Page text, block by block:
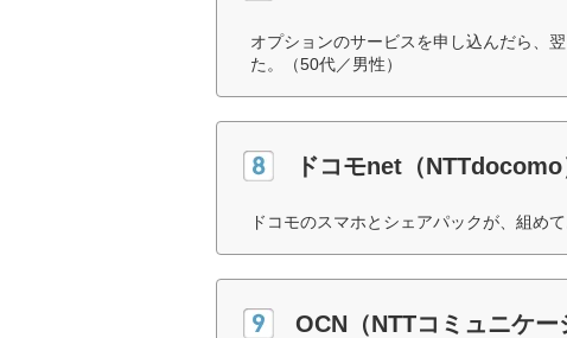
オプションのサービスを申し込んだら、
た。（50代／男性）
ドコモnet（NTTdocomo
ドコモのスマホとシェアパックが、組め
OCN（NTTコミュニケー